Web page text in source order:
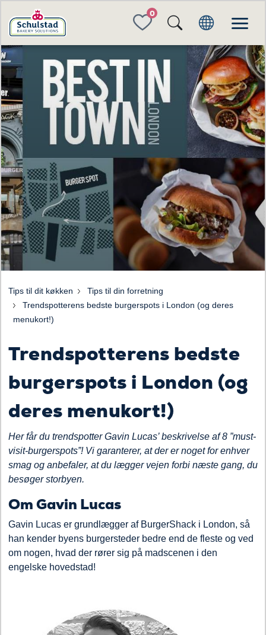
FAVORITES
Tips til dit køkken
Tips til din forretning
Trendspotterens bedste burgerspots i London (og deres
menukort!)
Trendspotterens bedste
burgerspots i London (og
deres menukort!)
Her får du trendspotter Gavin Lucas’ beskrivelse af 8 ”must-
visit-burgerspots”! Vi garanterer, at der er noget for enhver
smag og anbefaler, at du lægger vejen forbi næste gang, du
besøger storbyen.
Om Gavin Lucas
Gavin Lucas er grundlægger af BurgerShack i London, så
han kender byens burgersteder bedre end de fleste og ved
om nogen, hvad der rører sig på madscenen i den
engelske hovedstad!